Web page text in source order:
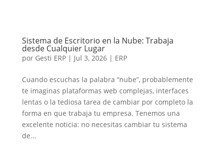
Sistema de Escritorio en la Nube: Trabaja
desde Cualquier Lugar
por Gesti ERP| Jul 3, 2026| ERP
Cuando escuchas la palabra “nube”, probablemente
te imaginas plataformas web complejas, interfaces
lentas o la tediosa tarea de cambiar por completo la
forma en que trabaja tu empresa. Tenemos una
excelente noticia: no necesitas cambiar tu sistema
de...